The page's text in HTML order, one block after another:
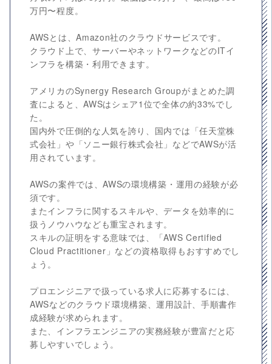
万円〜程度。
AWSとは、Amazon社のクラウドサービスです。
クラウド上で、サーバーやネットワークなどのITイ
ンフラを構築・利用できます。
アメリカのSynergy Research Groupがまとめた調
査によると、AWSはシェア1位で全体の約33%でし
た。
国内外で圧倒的な人気を誇り、国内では「任天堂株
式会社」や「ソニー銀行株式会社」などでAWSが活
用されています。
AWSの案件では、AWSの環境構築・運用の経験が必
須です。
またインフラに関するスキルや、データを効率的に
扱うノウハウなども重宝されます。
スキルの証明をする意味では、「AWS Certified
Cloud Practitioner」などの資格取得もおすすめでし
ょう。
プロエンジニアで扱っている求人に応募するには、
AWSなどのクラウド環境構築、運用設計、手順書作
成経験が求められます。
また、インフラエンジニアの実務経験が豊富だと応
募しやすいでしょう。